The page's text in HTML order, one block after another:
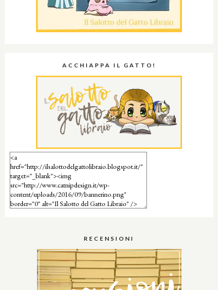
ACCHIAPPA IL GATTO!
RECENSIONI